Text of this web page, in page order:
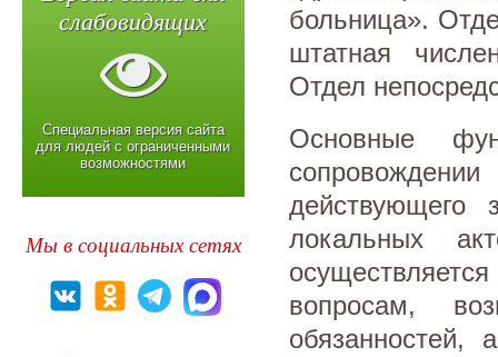
больница».
штатная
Отдел
Основные
действующего
локальных
вопросам,
обязанностей,
слабовидящих
Специальная версия сайта
для людей с ограниченными
возможностями
Мы в социальных сетях